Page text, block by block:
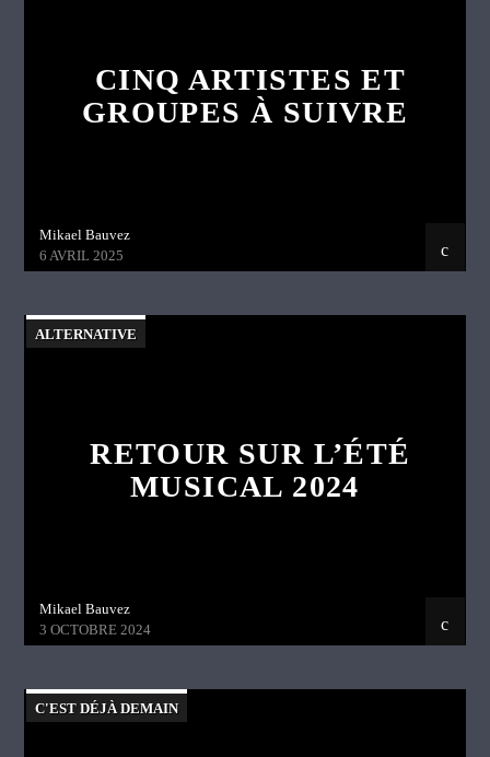
CINQ ARTISTES ET
GROUPES À SUIVRE
Mikael Bauvez
6 AVRIL 2025
ALTERNATIVE
RETOUR SUR L’ÉTÉ
MUSICAL 2024
Mikael Bauvez
3 OCTOBRE 2024
C'EST DÉJÀ DEMAIN